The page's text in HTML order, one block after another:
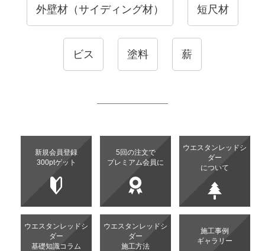
外壁材（サイディング材） 短尺材
ビス 塗料 薪
新規会員登録
300ptゲット
5回の注文で
プレミアム会員に
ウエスタンレッドシ
ダー
について
ウエスタンレッドシ
ダー
基礎知識コラム
ウエスタンレッドシ
ダー
施工方法
施工事例
ギャラリー